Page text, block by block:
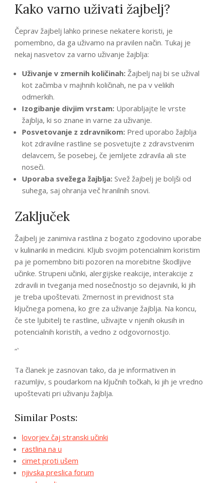
Kako varno uživati žajbelj?
Čeprav žajbelj lahko prinese nekatere koristi, je
pomembno, da ga uživamo na pravilen način. Tukaj je
nekaj nasvetov za varno uživanje žajblja:
Uživanje v zmernih količinah: Žajbelj naj bi se užival
kot začimba v majhnih količinah, ne pa v velikih
odmerkih.
Izogibanje divjim vrstam: Uporabljajte le vrste
žajblja, ki so znane in varne za uživanje.
Posvetovanje z zdravnikom: Pred uporabo žajblja
kot zdravilne rastline se posvetujte z zdravstvenim
delavcem, še posebej, če jemljete zdravila ali ste
noseči.
Uporaba svežega žajblja: Svež žajbelj je boljši od
suhega, saj ohranja več hranilnih snovi.
Zaključek
Žajbelj je zanimiva rastlina z bogato zgodovino uporabe
v kulinariki in medicini. Kljub svojim potencialnim koristim
pa je pomembno biti pozoren na morebitne škodljive
učinke. Strupeni učinki, alergijske reakcije, interakcije z
zdravili in tveganja med nosečnostjo so dejavniki, ki jih
je treba upoštevati. Zmernost in previdnost sta
ključnega pomena, ko gre za uživanje žajblja. Na koncu,
če ste ljubitelj te rastline, uživajte v njenih okusih in
potencialnih koristih, a vedno z odgovornostjo.
“`
Ta članek je zasnovan tako, da je informativen in
razumljiv, s poudarkom na ključnih točkah, ki jih je vredno
upoštevati pri uživanju žajblja.
Similar Posts:
lovorjev čaj stranski učinki
rastlina na u
cimet proti ušem
njivska preslica forum